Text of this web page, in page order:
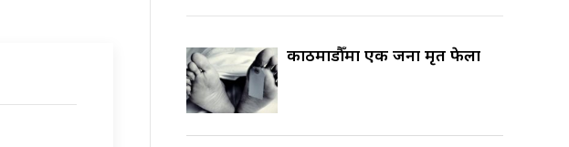
काठमाडौँमा एक जना मृत फेला